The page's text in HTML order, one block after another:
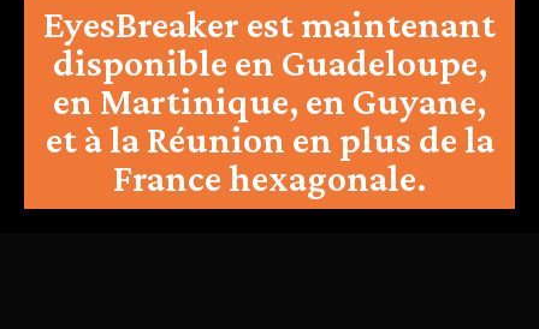
EyesBreaker est maintenant
disponible en Guadeloupe,
en Martinique, en Guyane,
et à la Réunion en plus de la
France hexagonale.